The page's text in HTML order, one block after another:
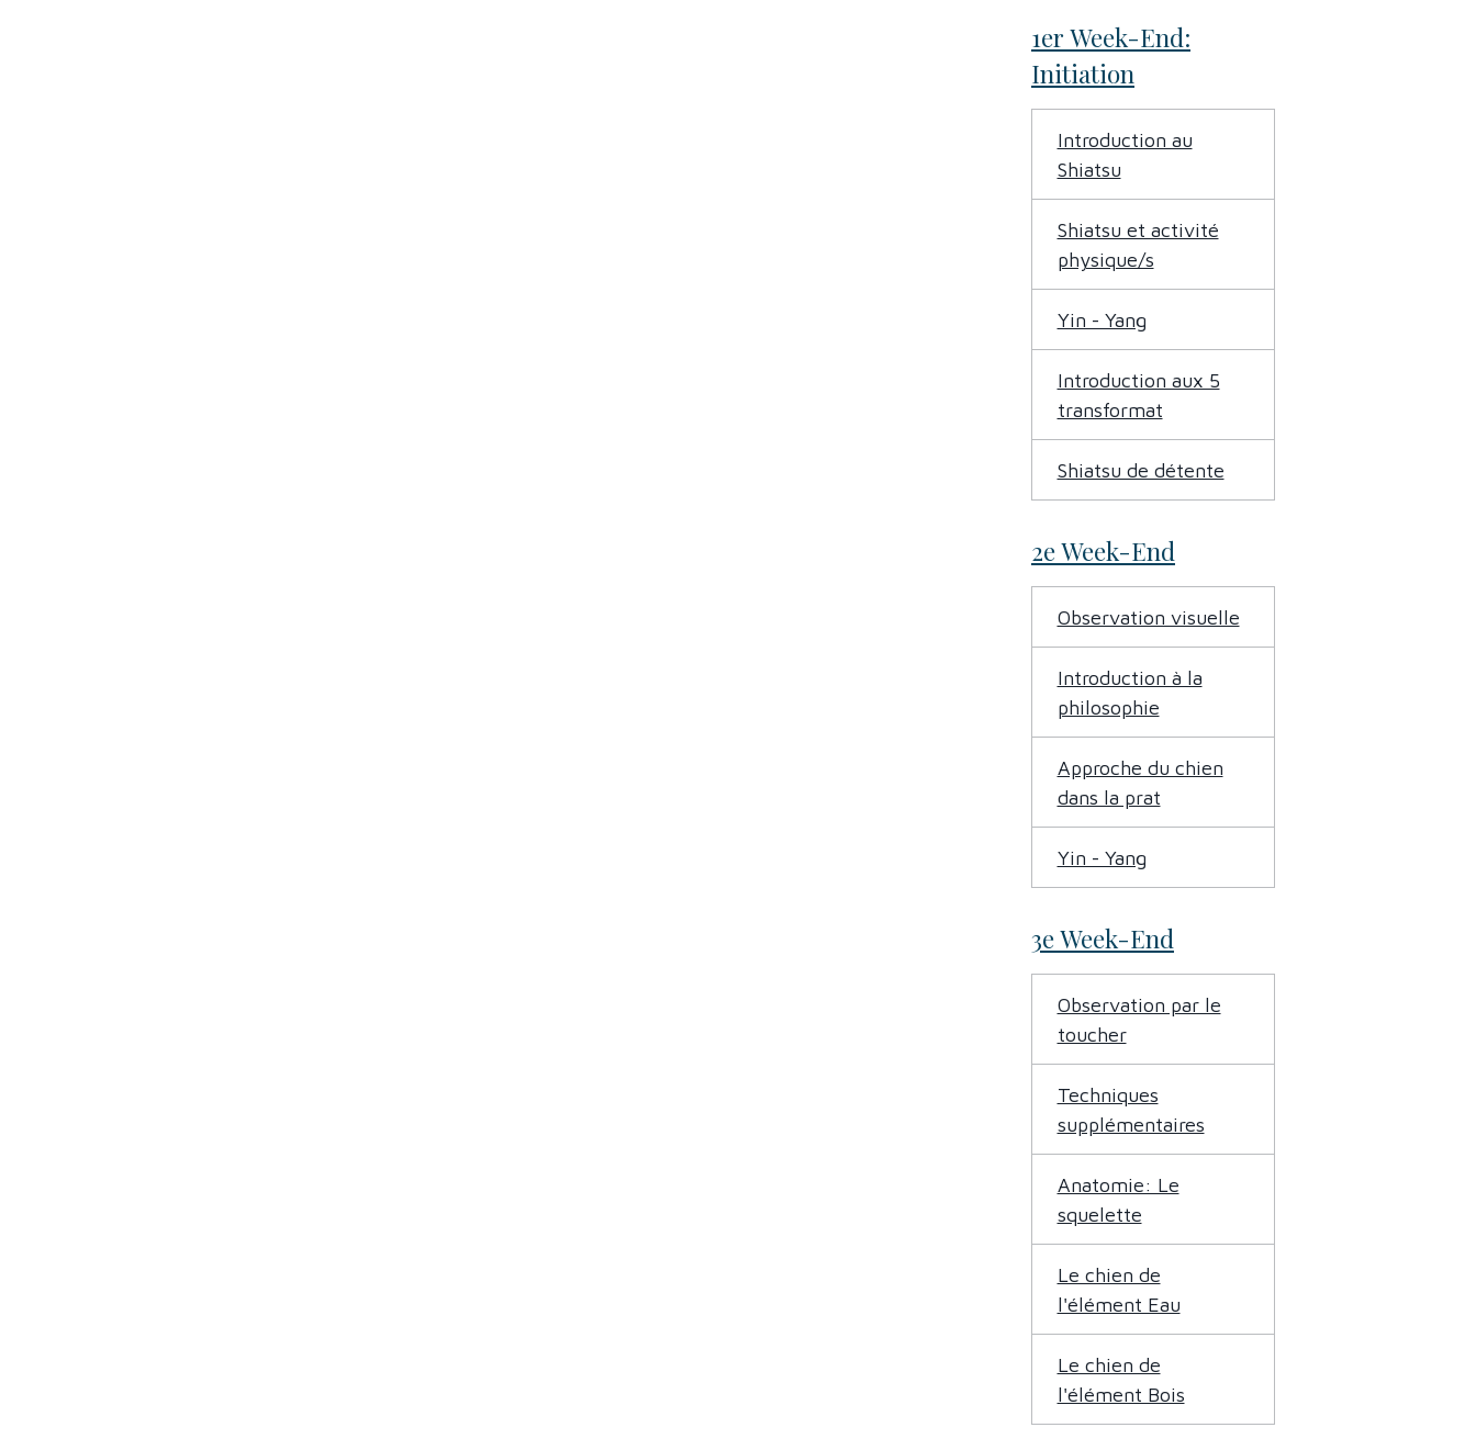
1er Week-End:
Initiation
Introduction au
Shiatsu
Shiatsu et activité
physique/s
Yin - Yang
Introduction aux 5
transformat
Shiatsu de détente
2e Week-End
Observation visuelle
Introduction à la
philosophie
Approche du chien
dans la prat
Yin - Yang
3e Week-End
Observation par le
toucher
Techniques
supplémentaires
Anatomie: Le
squelette
Le chien de
l'élément Eau
Le chien de
l'élément Bois